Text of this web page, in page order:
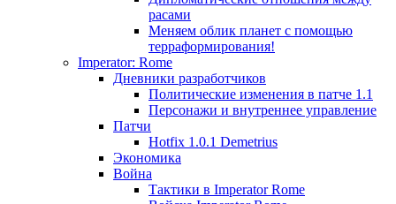
расами
Меняем облик планет с помощью
терраформирования!
Imperator: Rome
Дневники разработчиков
Политические изменения в патче 1.1
Персонажи и внутреннее управление
Патчи
Hotfix 1.0.1 Demetrius
Экономика
Война
Тактики в Imperator Rome